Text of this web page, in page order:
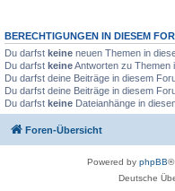
BERECHTIGUNGEN IN DIESEM
Du darfst keine neuen Themen in
Du darfst keineAntworten zu Themen
Du darfst deine Beiträge in diesem
Du darfst deine Beiträge in diesem
Du darfst keine Dateianhänge in
Foren-Übersicht
Powered by phpBB®
Deutsche